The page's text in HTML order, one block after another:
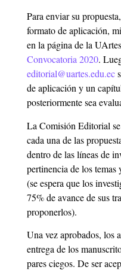
Para enviar su
formato de aplicación,
en la página de la
Convocatoria 2020.
editorial@uartes.edu.ec
de aplicación y un
posteriormente sea
La Comisión Editorial
cada una de las
dentro de las líneas de
pertinencia de los temas
(se espera que los
75% de avance de sus
proponerlos).
Una vez aprobados, los
entrega de los
pares ciegos. De ser